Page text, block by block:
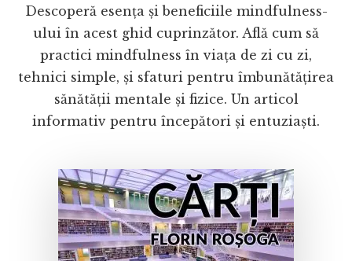
Descoperă esența și beneficiile mindfulness-
ului în acest ghid cuprinzător. Află cum să
practici mindfulness în viața de zi cu zi,
tehnici simple, și sfaturi pentru îmbunătățirea
sănătății mentale și fizice. Un articol
informativ pentru începători și entuziaști.